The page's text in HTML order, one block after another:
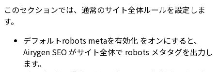
このセクションでは、通常のサイト全体ルールを設定しま
す。
デフォルトrobots metaを有効化 をオンにすると、
Airygen SEO がサイト全体で robots メタタグを出力し
ます。